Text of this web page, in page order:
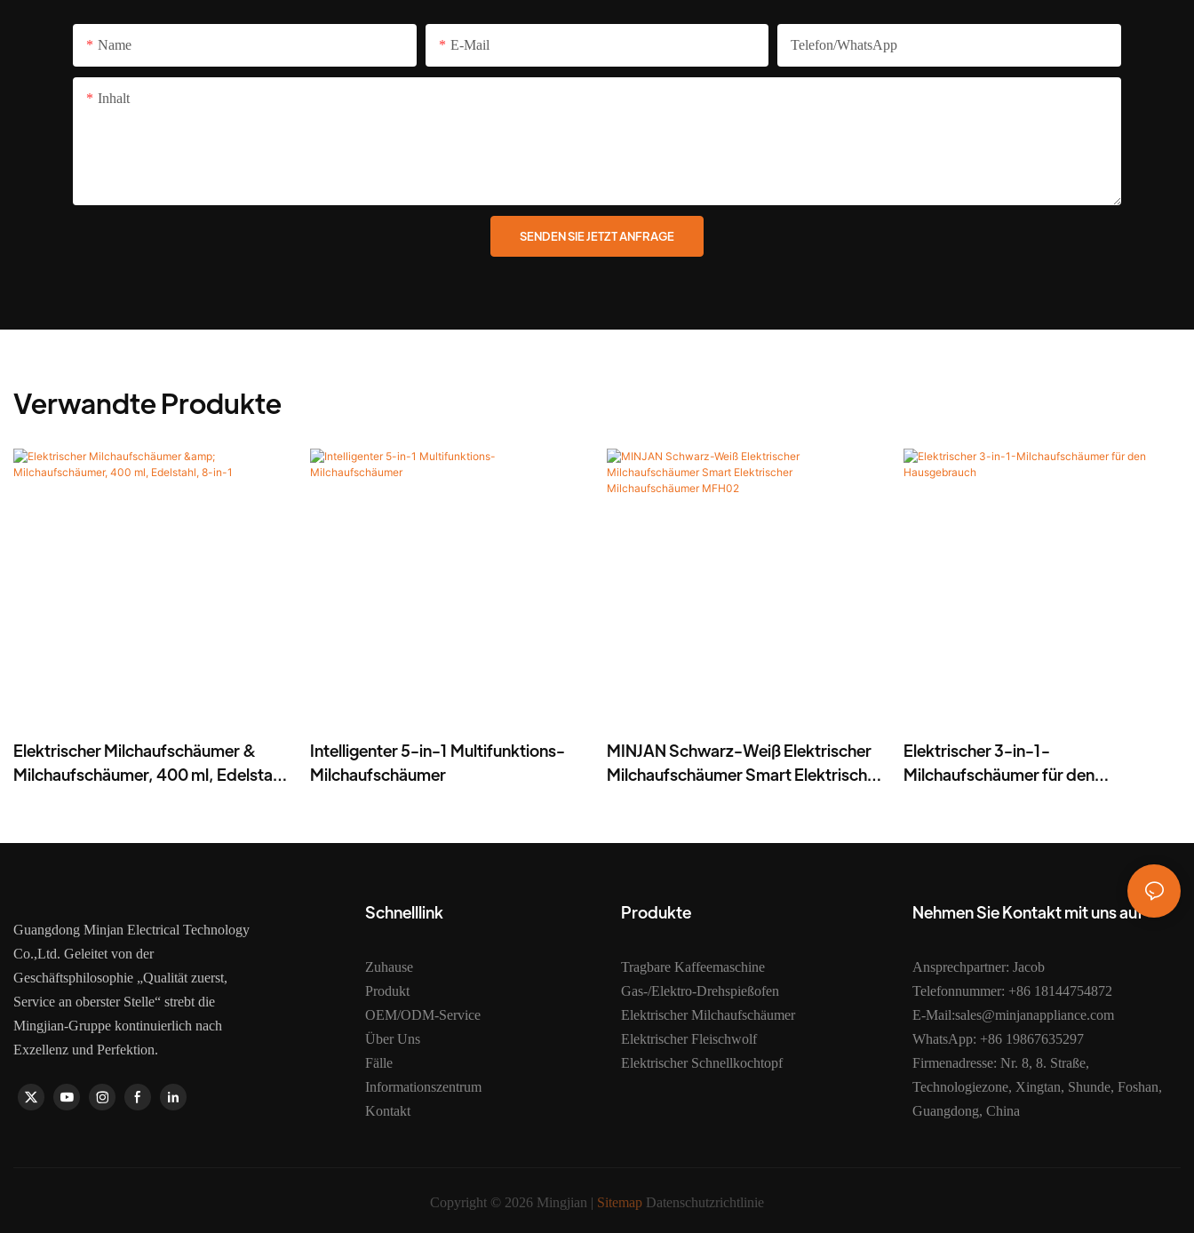
Name E-Mail Telefon/WhatsApp
Inhalt
SENDEN SIE JETZT ANFRAGE
Verwandte Produkte
Elektrischer Milchaufschäumer &
Milchaufschäumer, 400 ml, Edelstahl,
Intelligenter 5-in-1 Multifunktions-
Milchaufschäumer
MINJAN Schwarz-Weiß Elektrischer
Milchaufschäumer Smart Elektrischer
Elektrischer 3-in-1-
Milchaufschäumer für den
Guangdong Minjan Electrical Technology
Co.,Ltd. Geleitet von der
Geschäftsphilosophie „Qualität zuerst,
Service an oberster Stelle“ strebt die
Mingjian-Gruppe kontinuierlich nach
Exzellenz und Perfektion.
Schnelllink
Zuhause
Produkt
OEM/ODM-Service
Über Uns
Fälle
Informationszentrum
Kontakt
Produkte
Tragbare Kaffeemaschine
Gas-/Elektro-Drehspießofen
Elektrischer Milchaufschäumer
Elektrischer Fleischwolf
Elektrischer Schnellkochtopf
Nehmen Sie Kontakt mit uns auf
Ansprechpartner: Jacob
Telefonnummer: +86 18144754872
E-Mail:sales@minjanappliance.com
WhatsApp: +86 19867635297
Firmenadresse: Nr. 8, 8. Straße,
Technologiezone, Xingtan, Shunde, Foshan,
Guangdong, China
Copyright © 2026 Mingjian | Sitemap Datenschutzrichtlinie